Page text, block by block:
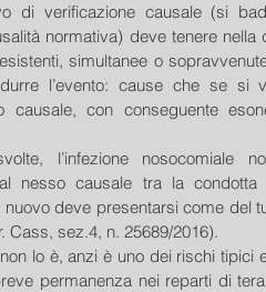
di verificazione causale (si
normativa) deve tenere nella
simultanee o
l’evento: cause che se si
causale, con conseguente
l’infezione nosocomiale
nesso causale tra la condotta
deve presentarsi come del
Cass, sez.4, n. 25689/2016).
lo è, anzi è uno dei rischi tipici
permanenza nei reparti di